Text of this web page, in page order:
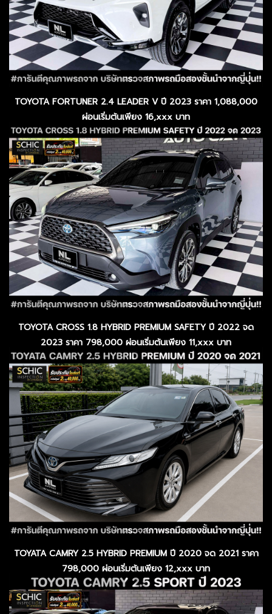
TOYOTA FORTUNER 2.4 LEADER V ปี 2023 ราคา 1,088,000
ผ่อนเริ่มต้นเพียง 16,xxx บาท
TOYOTA CROSS 1.8 HYBRID PREMIUM SAFETY ปี 2022 จด
2023 ราคา 798,000 ผ่อนเริ่มต้นเพียง 11,xxx บาท
TOYATA CAMRY 2.5 HYBRID PREMIUM ปี 2020 จด 2021 ราคา
798,000 ผ่อนเริ่มต้นเพียง 12,xxx บาท